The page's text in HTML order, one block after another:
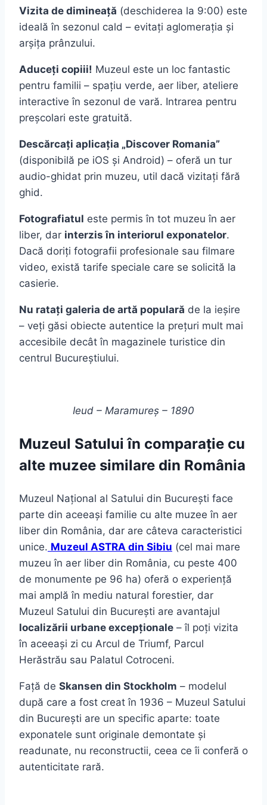
Vizita de dimineață (deschiderea la 9:00) este
ideală în sezonul cald – evitați aglomerația și
arșița prânzului.
Aduceți copiii! Muzeul este un loc fantastic
pentru familii – spațiu verde, aer liber, ateliere
interactive în sezonul de vară. Intrarea pentru
preșcolari este gratuită.
Descărcați aplicația „Discover Romania”
(disponibilă pe iOS și Android) – oferă un tur
audio-ghidat prin muzeu, util dacă vizitați fără
ghid.
Fotografiatul este permis în tot muzeu în aer
liber, dar interzis în interiorul exponatelor.
Dacă doriți fotografii profesionale sau filmare
video, există tarife speciale care se solicită la
casierie.
Nu ratați galeria de artă populară de la ieșire
– veți găsi obiecte autentice la prețuri mult mai
accesibile decât în magazinele turistice din
centrul Bucureștiului.
Ieud – Maramureș – 1890
Muzeul Satului în comparație cu
alte muzee similare din România
Muzeul Național al Satului din București face
parte din aceeași familie cu alte muzee în aer
liber din România, dar are câteva caracteristici
unice. Muzeul ASTRA din Sibiu (cel mai mare
muzeu în aer liber din România, cu peste 400
de monumente pe 96 ha) oferă o experiență
mai amplă în mediu natural forestier, dar
Muzeul Satului din București are avantajul
localizării urbane excepționale – îl poți vizita
în aceeași zi cu Arcul de Triumf, Parcul
Herăstrău sau Palatul Cotroceni.
Față de Skansen din Stockholm – modelul
după care a fost creat în 1936 – Muzeul Satului
din București are un specific aparte: toate
exponatele sunt originale demontate și
readunate, nu reconstructii, ceea ce îi conferă o
autenticitate rară.